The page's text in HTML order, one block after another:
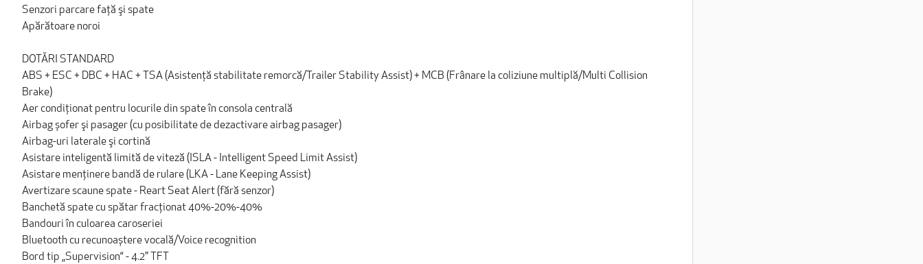
Senzori parcare faţă şi spate
Apărătoare noroi
DOTĂRI STANDARD
ABS + ESC + DBC + HAC + TSA (Asistenţă stabilitate remorcă/Trailer Stability Assist) + MCB (Frânare la coliziune multiplă/Multi Collision
Brake)
Aer condiționat pentru locurile din spate în consola centrală
Airbag șofer şi pasager (cu posibilitate de dezactivare airbag pasager)
Airbag-uri laterale şi cortină
Asistare inteligentă limită de viteză (ISLA - Intelligent Speed Limit Assist)
Asistare menţinere bandă de rulare (LKA - Lane Keeping Assist)
Avertizare scaune spate - Reart Seat Alert (fără senzor)
Banchetă spate cu spătar fracţionat 40%-20%-40%
Bandouri în culoarea caroseriei
Bluetooth cu recunoaștere vocală/Voice recognition
Bord tip „Supervision“ - 4.2" TFT